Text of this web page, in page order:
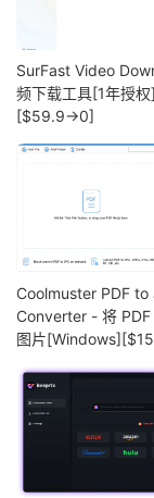
SurFast Video
频下载工具[1年授
[$59.9→0]
Coolmuster PDF to
Converter - 将 PDF
图片